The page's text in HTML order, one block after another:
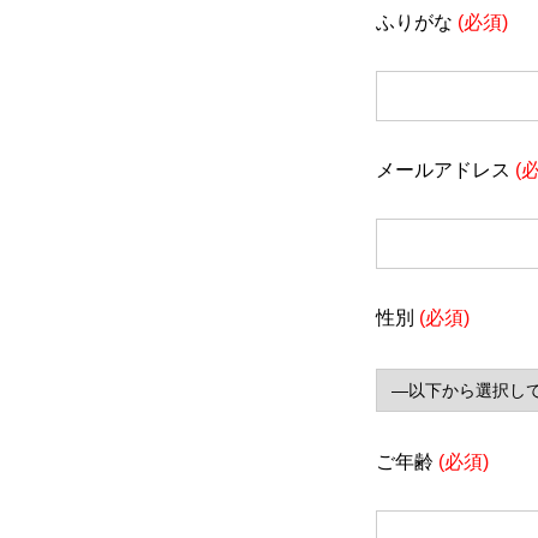
ふりがな (必須)
メールアドレス (
性別 (必須)
ご年齢 (必須)